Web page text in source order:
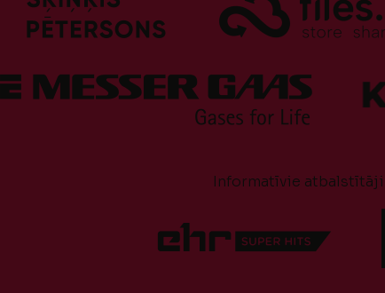
Informatīvie atbalstītāji